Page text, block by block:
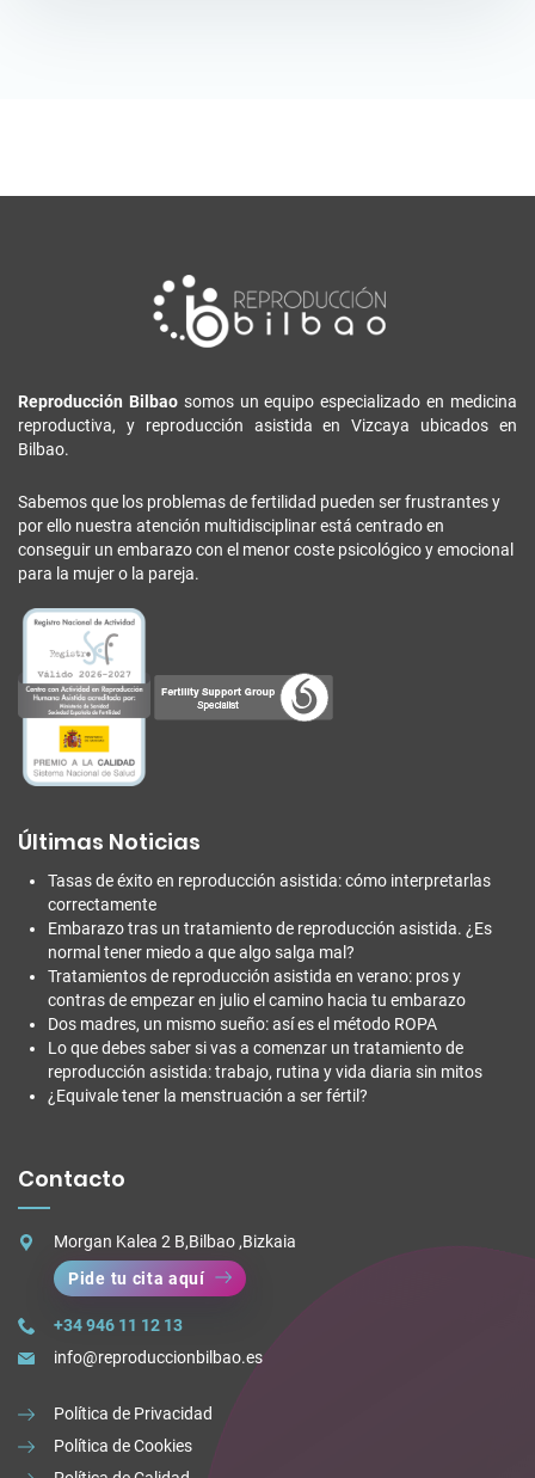
Reproducción Bilbaosomos un equipo especializado en medicina
reproductiva, y reproducción asistida en Vizcaya ubicados en
Bilbao.
Sabemos que los problemas de fertilidad pueden ser frustrantes y
por ello nuestra atención multidisciplinar está centrado en
conseguir un embarazo con el menor coste psicológico y emocional
para la mujer o la pareja.
Últimas Noticias
Tasas de éxito en reproducción asistida: cómo interpretarlas
correctamente
Embarazo tras un tratamiento de reproducción asistida. ¿Es
normal tener miedo a que algo salga mal?
Tratamientos de reproducción asistida en verano: pros y
contras de empezar en julio el camino hacia tu embarazo
Dos madres, un mismo sueño: así es el método ROPA
Lo que debes saber si vas a comenzar un tratamiento de
reproducción asistida: trabajo, rutina y vida diaria sin mitos
¿Equivale tener la menstruación a ser fértil?
Contacto
Morgan Kalea 2 B,Bilbao ,Bizkaia
Pide tu cita aquí
+34 946 11 12 13
info@reproduccionbilbao.es
Política de Privacidad
Política de Cookies